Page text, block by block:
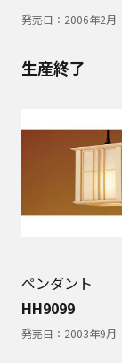
発売日： 2006年2月
生産終了
ペンダント
HH9099
発売日： 2003年9月